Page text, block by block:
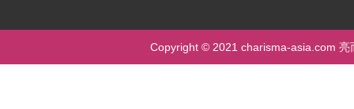
Copyright © 2021 charisma-asia.com 亮